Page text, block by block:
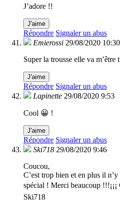
J’adore !!
J'aime
Répondre Signaler un abus
Emierossi 29/08/2020 10:30
Super la trousse elle va
J'aime
Répondre Signaler un abus
Lapinette 29/08/2020 9:53
Cool 😀 !
J'aime
Répondre Signaler un abus
Ski718 29/08/2020 9:46
Coucou,
C’est trop bien et en plus il
spécial ! Merci beaucoup
Ski718